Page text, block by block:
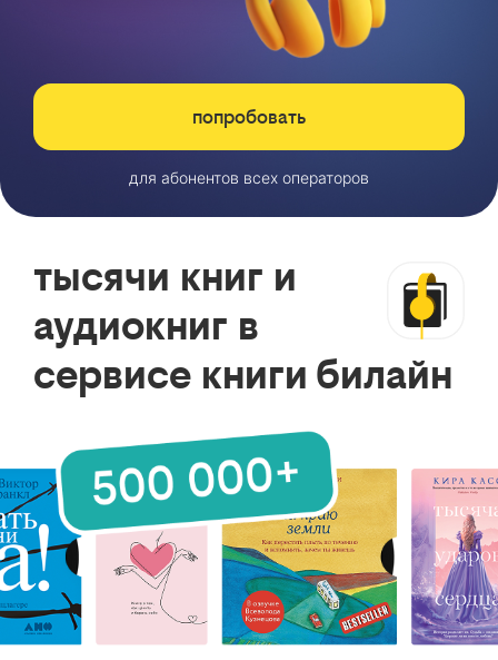
попробовать
для абонентов всех операторов
тысячи книг и
аудиокниг в
сервисе книги билайн